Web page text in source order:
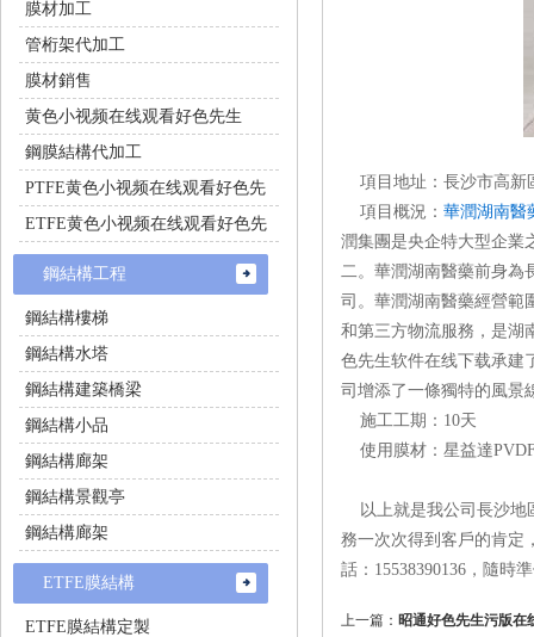
項目地址：長沙市高新
項目概況： 華潤湖南醫
潤集團是央企特大型企業之
二。華潤湖南醫藥前
司。華潤湖南醫藥經營範
和第三方物流服務，
色先生软件在线下载承建了
司增添了一條獨特的風景線
施工工期：10天
使用膜材：星益達
以上就是我公司長沙地
務一次次得到客戶的肯定
話：15538390136，隨時
上一篇： 昭通好色先生污版在
膜材加工
管桁架代加工
膜材銷售
黄色小视频在线观看好色先生
鋼膜結構代加工
PTFE黄色小视频在线观看好色先
生施工
ETFE黄色小视频在线观看好色先
生施工
鋼結構工程
鋼結構樓梯
鋼結構水塔
鋼結構建築橋梁
鋼結構小品
鋼結構廊架
鋼結構景觀亭
鋼結構廊架
ETFE膜結構
ETFE膜結構定製